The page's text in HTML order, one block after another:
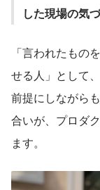
した現場の気
「言われたもの
せる人」として
前提にしながら
合いが、プロダ
ます。